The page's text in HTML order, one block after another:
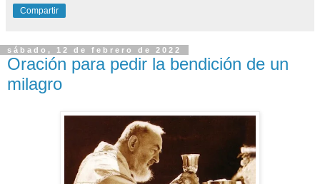
Compartir
sábado, 12 de febrero de 2022
Oración para pedir la bendición de un
milagro